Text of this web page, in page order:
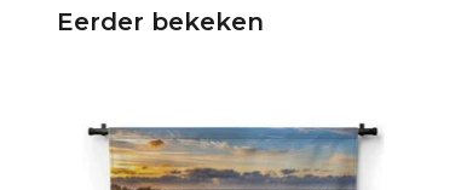
Eerder bekeken